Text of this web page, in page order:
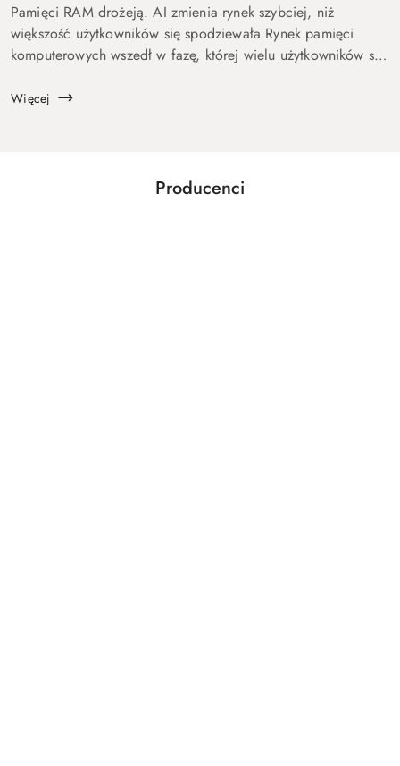
Pamięci RAM drożeją. AI zmienia rynek szybciej, niż
większość użytkowników się spodziewała Rynek pamięci
komputerowych wszedł w fazę, której wielu użytkowników się
obserwujemy wyra...
Więcej
Pomiń karuzelę producentów
Producenci